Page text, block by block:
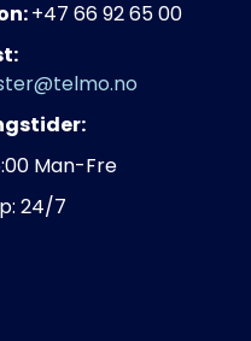
+47 66 92 65 00
Man-Fre
24/7